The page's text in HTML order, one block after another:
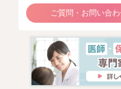
ご質問・お問い合